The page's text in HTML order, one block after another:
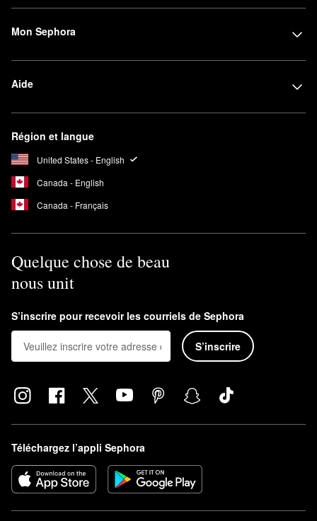
Mon Sephora
Aide
Région et langue
United States - English
Canada - English
Canada - Français
Quelque chose de beau
nous unit
S’inscrire pour recevoir les courriels de Sephora
S’inscrire
Téléchargez l’appli Sephora